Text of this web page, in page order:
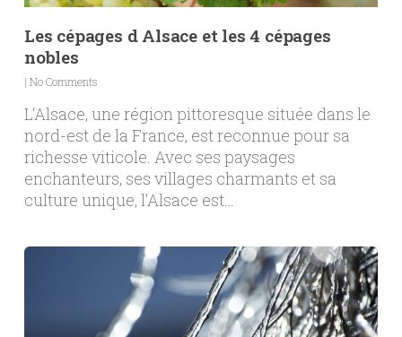
Les cépages d Alsace et les 4 cépages
nobles
| No Comments
L'Alsace, une région pittoresque située dans le
nord-est de la France, est reconnue pour sa
richesse viticole. Avec ses paysages
enchanteurs, ses villages charmants et sa
culture unique, l'Alsace est…